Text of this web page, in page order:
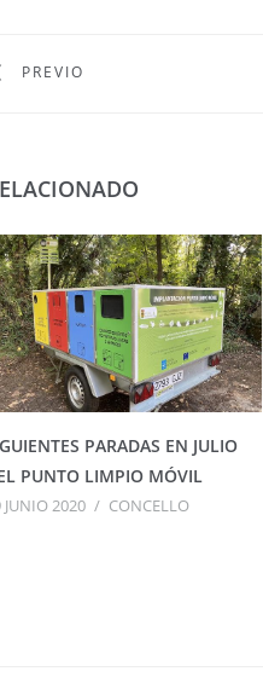
PREVIO
PARADAS EN JULIO
PUNTO LIMPIO MÓVIL
JUNIO 2020 / CONCELLO